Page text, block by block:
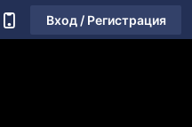
Вход / Регистрация